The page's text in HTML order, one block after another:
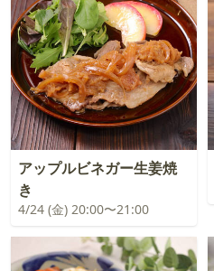
アップルビネガー生姜焼
き
4/24 (金) 20:00〜21:00